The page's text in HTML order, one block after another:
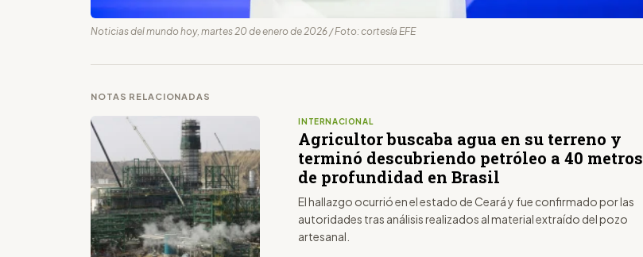
Noticias del mundo hoy, martes 20 de enero de 2026 / Foto: cortesía EFE
NOTAS RELACIONADAS
INTERNACIONAL
Agricultor buscaba agua en su terreno y
terminó descubriendo petróleo a 40 metros
de profundidad en Brasil
El hallazgo ocurrió en el estado de Ceará y fue confirmado por las
autoridades tras análisis realizados al material extraído del pozo
artesanal.